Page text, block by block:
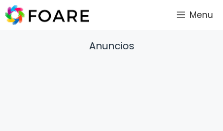
Saltar
al
Menu
Anuncios